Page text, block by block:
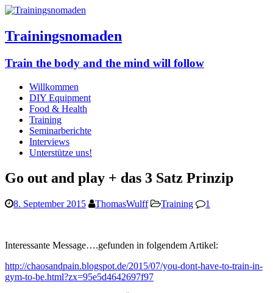
Trainingsnomaden
Train the body and the mind will follow
Willkommen
DIY Equipment
Food & Health
Training
Seminarberichte
Interviews
Unterstütze uns!
Go out and play + das 3 Satz Prinzip
8. September 2015 ThomasWulff Training 1
Interessante Message….gefunden in folgendem Artikel:
http://chaosandpain.blogspot.de/2015/07/you-dont-have-to-train-in-
gym-to-be.html?zx=95e5d4642697f97